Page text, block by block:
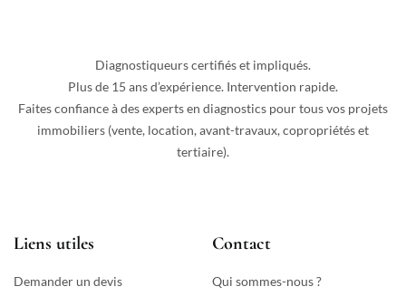
Diagnostiqueurs certifiés et impliqués.
Plus de 15 ans d’expérience. Intervention rapide.
Faites confiance à des experts en diagnostics pour tous vos projets
immobiliers (vente, location, avant-travaux, copropriétés et
tertiaire).
Liens utiles
Demander un devis
Contact
Qui sommes-nous ?